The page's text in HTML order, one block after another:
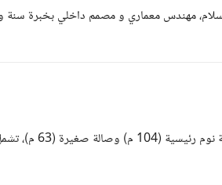
مهندس معماري و مصمم داخلي بخبرة
أوفر خدمة تصميم